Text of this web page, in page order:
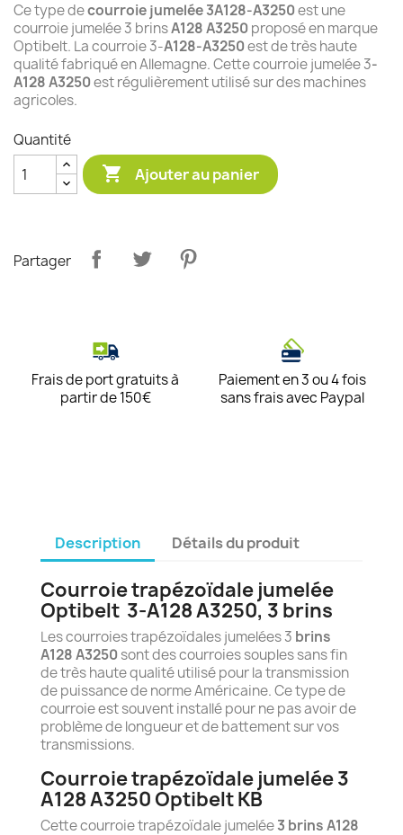
Ce type decourroie jumelée 3A128-A3250est une
courroie jumelée 3 brinsA128 A3250proposé en marque
Optibelt. La courroie 3-A128-A3250est de très haute
qualité fabriqué en Allemagne. Cette courroie jumelée 3-
A128 A3250est régulièrement utilisé sur des machines
agricoles.
Quantité
 Ajouter au panier
Partager
Frais de port gratuits à
partir de 150€
Paiement en 3 ou 4 fois
sans frais avec Paypal
Description Détails du produit
Courroie trapézoïdale jumelée
Optibelt 3-A128 A3250, 3 brins
Les courroies trapézoïdales jumelées 3 brins
A128 A3250sont des courroies souples sans fin
de très haute qualité utilisé pour la transmission
de puissance de norme Américaine. Ce type de
courroie est souvent installé pour ne pas avoir de
problème de longueur et de battement sur vos
transmissions.
Courroie trapézoïdale jumelée 3
A128 A3250 Optibelt KB
Cette courroie trapézoïdale jumelée3 brins A128